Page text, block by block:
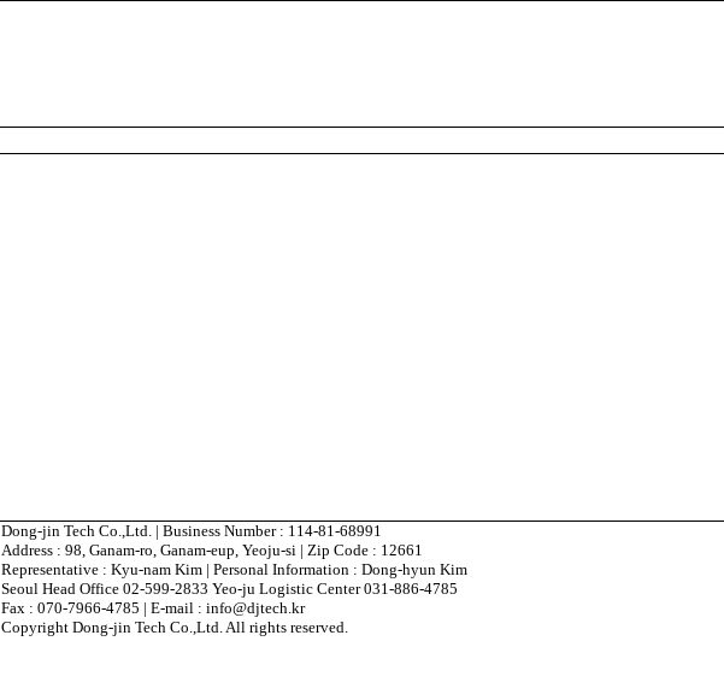
Dong-jin Tech Co.,Ltd. | Business Number : 114-81-68991
Address : 98, Ganam-ro, Ganam-eup, Yeoju-si | Zip Code : 12661
Representative : Kyu-nam Kim | Personal Information : Dong-hyun Kim
Seoul Head Office 02-599-2833 Yeo-ju Logistic Center 031-886-4785
Fax : 070-7966-4785 | E-mail : info@djtech.kr
Copyright Dong-jin Tech Co.,Ltd. All rights reserved.